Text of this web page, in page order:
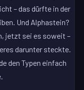
– das dürfte in der
Und Alphastein?
jetzt sei es soweit –
darunter steckte.
den Typen einfach